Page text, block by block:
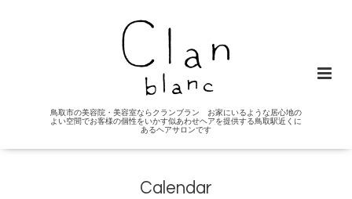
鳥取市の美容院・美容室ならクランブラン お家にいるような居心地の
よい空間でお客様の個性をいかす似あわせヘアを提供する鳥取駅近くに
あるヘアサロンです
Calendar